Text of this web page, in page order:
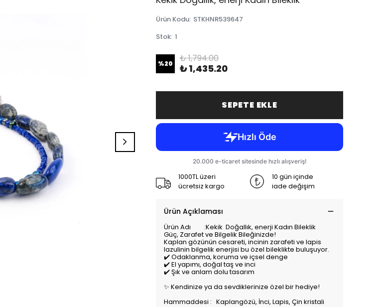
Ürün Kodu: STKHNR539647
Stok: 1
%20 ₺ 1,794.00
₺ 1,435.20
SEPETE EKLE
1000TL üzeri
ücretsiz kargo
10 gün içinde
iade değişim
Ürün Açıklaması
Ürün Adı :Kekik Doğallık, enerji Kadın Bileklik
Güç, Zarafet ve Bilgelik Bileğinizde!
Kaplan gözünün cesareti, incinin zarafeti ve lapis
lazulinin bilgelik enerjisi bu özel bileklikte buluşuyor.
✔️ Odaklanma, koruma ve içsel denge
✔️ El yapımı, doğal taş ve inci
✔️ Şık ve anlam dolu tasarım
✨ Kendinize ya da sevdiklerinize özel bir hediye!
Hammaddesi : Kaplangözü, İnci, Lapis, Çin kristali